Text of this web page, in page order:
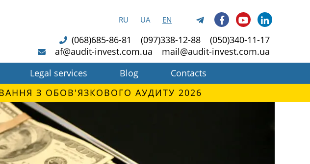
RU UA EN
(068)685-86-81 (097)338-12-88
(050)340-11-17
af@audit-invest.com.ua
mail@audit-invest.com.ua
Legal services Blog
Contacts
З ОБОВ'ЯЗКОВОГО АУДИТУ 2026